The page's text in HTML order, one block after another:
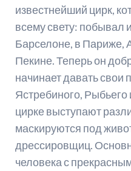
известнейший цирк,
всему свету: побывал
Барселоне, в Париже,
Пекине. Теперь он
начинает давать
Ястребиного, Рыбьего
цирке выступают
маскируются под
дрессировщиц.
человека с